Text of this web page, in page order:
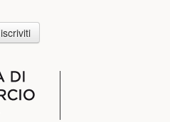
iscriviti